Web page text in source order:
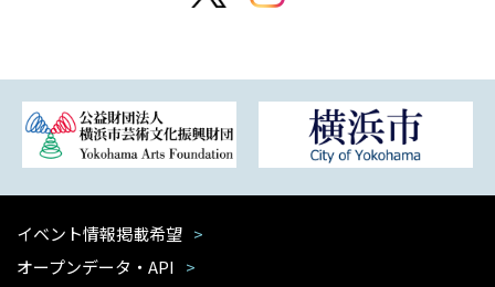
イベント情報掲載希望
オープンデータ・API